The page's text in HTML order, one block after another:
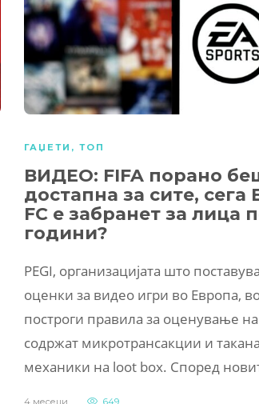
ГАЏЕТИ , ТОП
ВИДЕО: FIFA порано
достапна за сите, сега
FC е забранет за лица
години?
PEGI, организацијата што
оценки за видео игри во Европа,
построги правила за оценување
содржат микротрансакции и
механики на loot box. Според
4 месеци 649